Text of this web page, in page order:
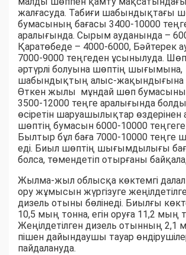
жалғасуда. Табиғи шабындықтағы
бумасының бағасы 3400-10000
аралығында. Сырым ауданында –
Қаратөбеде – 4000-6000, Бәйтерек
7000-9000 теңгеден ұсынылуда.
әртүрлі болуына шөптің шығымына,
шабындықтың алыс-жақындығына
Өткен жылы мұндай шөп
3500-12000 теңге аралығында
өсіретін шаруашылықтар өздерінен
шөптің бумасын 6000-10000 теңгеге
Былтыр бұл баға 7000-10000 теңге
еді. Биыл шөптің шығымдылығы
болса, төмендетіп отырғаны
Жылма-жыл облысқа көктемгі
ору жұмысын жүргізуге
дизель отыны бөлінеді. Биылғы
10,5 мың тонна, егін оруға 11,2 мың
Жеңілдетілген дизель отынның 2,1
пішен дайындаушы тауар
пайдалануда.